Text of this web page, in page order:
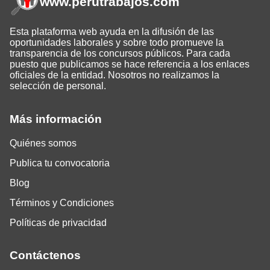
Más información
Quiénes somos
Publica tu convocatoria
Blog
Términos y Condiciones
Políticas de privacidad
Contáctenos
Esta plataforma web ayuda en la difusión de las
oportunidades laborales y sobre todo promueve la
transparencia de los concursos públicos. Para cada
puesto que publicamos se hace referencia a los enlaces
oficiales de la entidad. Nosotros no realizamos la
selección de personal.